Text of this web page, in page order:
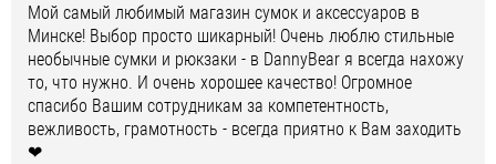
Мой самый любимый магазин сумок и аксессуаров в
Минске! Выбор просто шикарный! Очень люблю стильные
необычные сумки и рюкзаки - в DannyBear я всегда нахожу
то, что нужно. И очень хорошее качество! Огромное
спасибо Вашим сотрудникам за компетентность,
вежливость, грамотность - всегда приятно к Вам заходить
❤